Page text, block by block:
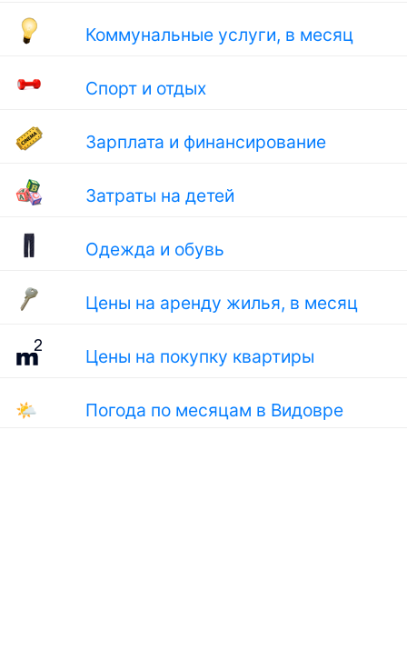
Коммунальные услуги, в месяц
Спорт и отдых
Зарплата и финансирование
Затраты на детей
Одежда и обувь
Цены на аренду жилья, в месяц
Цены на покупку квартиры
🌤 Погода по месяцам в Видовре